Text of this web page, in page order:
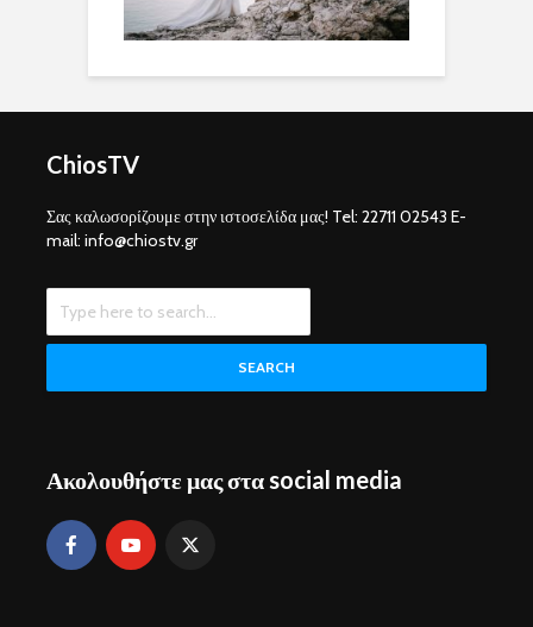
ChiosTV
Σας καλωσορίζουμε στην ιστοσελίδα μας! Tel: 22711 02543 E-
mail: info@chiostv.gr
SEARCH
Ακολουθήστε μας στα social media